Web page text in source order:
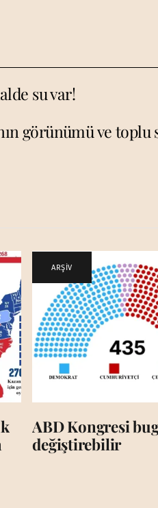
su var!
görünümü ve toplu
ARŞİV
ABD Kongresi
değiştirebilir